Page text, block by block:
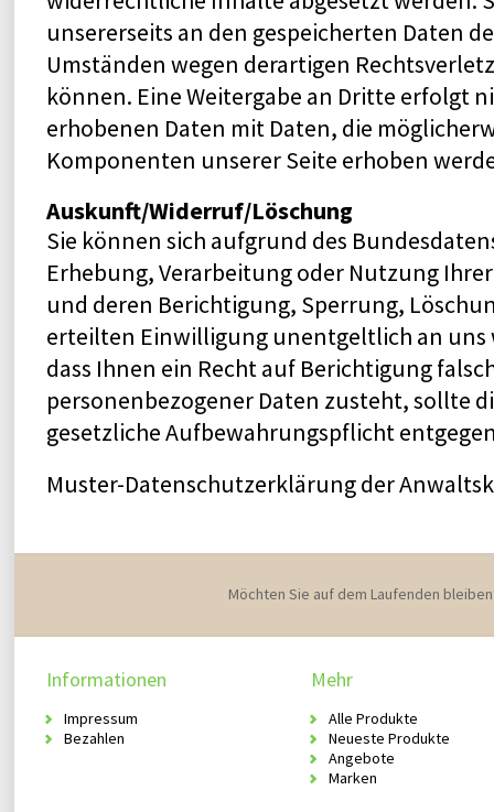
unsererseits an den gespeicherten Daten
Umständen wegen derartigen
können. Eine Weitergabe an Dritte erfolgt
erhobenen Daten mit Daten, die
Komponenten unserer Seite erhoben
Auskunft/Widerruf/Löschung
Sie können sich aufgrund des
Erhebung, Verarbeitung oder Nutzung
und deren Berichtigung, Sperrung,
erteilten Einwilligung unentgeltlich an uns
dass Ihnen ein Recht auf Berichtigung
personenbezogener Daten zusteht, sollte
gesetzliche Aufbewahrungspflicht
Muster-Datenschutzerklärungder
Möchten Sie auf dem Laufenden
Informationen
Impressum
Bezahlen
Mehr
Alle Produkte
Neueste Produkte
Angebote
Marken